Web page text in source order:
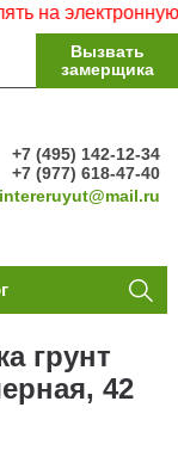
электронную
Вызвать
замерщика
+7 (495) 142-12-34
+7 (977) 618-47-40
intereruyut@mail.ru
грунт
42